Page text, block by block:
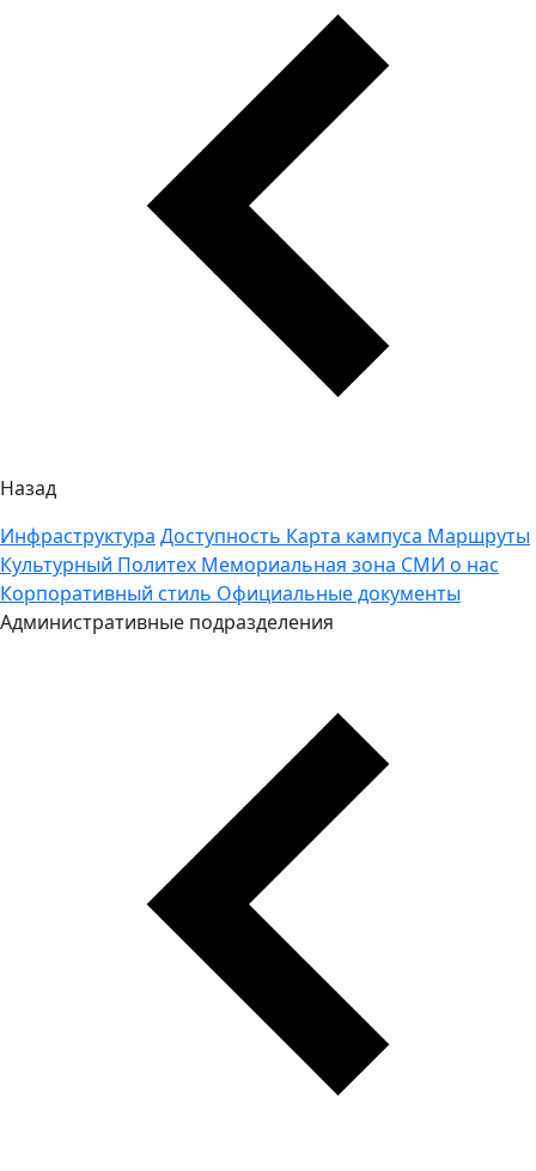
Назад
Инфраструктура Доступность Карта кампуса Маршруты
Культурный Политех Мемориальная зона СМИ о нас
Корпоративный стиль Официальные документы
Административные подразделения